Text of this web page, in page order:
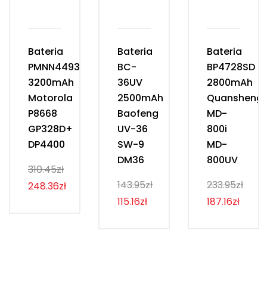
Bateria
PMNN4493D
3200mAh
Motorola
P8668
GP328D+
DP4400
310.45zł
248.36zł
Bateria
BC-
36UV
2500mAh
Baofeng
UV-36
SW-9
DM36
143.95zł
115.16zł
Bateria
BP4728SD
2800mAh
Quansheng
MD-
800i
MD-
800UV
233.95zł
187.16zł